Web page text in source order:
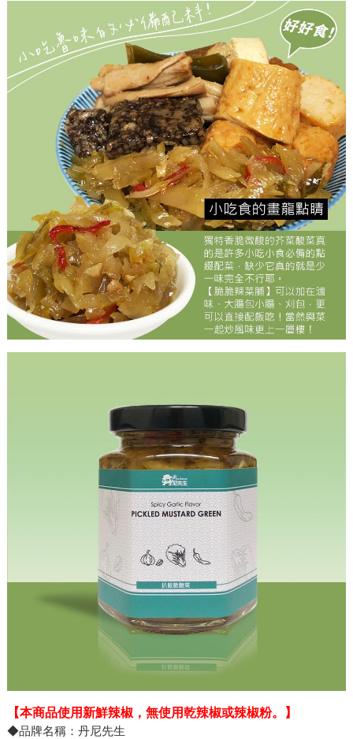
【本商品使用新鮮辣椒，無使用乾辣椒或辣椒粉。】
◆品牌名稱：丹尼先生